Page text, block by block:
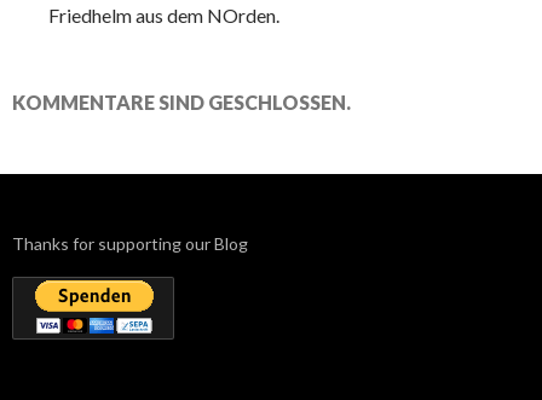
Friedhelm aus dem NOrden.
KOMMENTARE SIND GESCHLOSSEN.
Thanks for supporting our Blog